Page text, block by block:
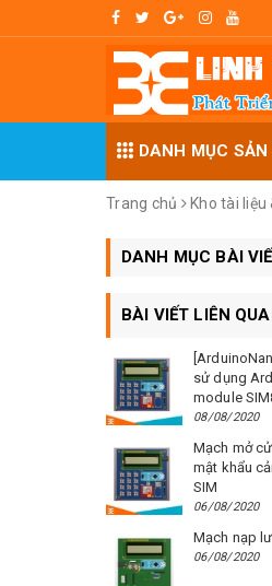
DANH MỤC
Trang chủ Kho tài
DANH MỤC BÀI
BÀI VIẾT LIÊN
sử dụng
module
08/08/2020
Mạch mở
mật khẩu
SIM
06/08/2020
Mạch nạp
06/08/2020